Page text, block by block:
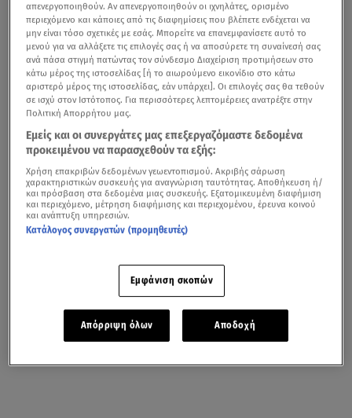
απενεργοποιηθούν. Αν απενεργοποιηθούν οι ιχνηλάτες, ορισμένο
περιεχόμενο και κάποιες από τις διαφημίσεις που βλέπετε ενδέχεται να
μην είναι τόσο σχετικές με εσάς. Μπορείτε να επανεμφανίσετε αυτό το
μενού για να αλλάξετε τις επιλογές σας ή να αποσύρετε τη συναίνεσή σας
ανά πάσα στιγμή πατώντας τον σύνδεσμο Διαχείριση προτιμήσεων στο
κάτω μέρος της ιστοσελίδας [ή το αιωρούμενο εικονίδιο στο κάτω
αριστερό μέρος της ιστοσελίδας, εάν υπάρχει]. Οι επιλογές σας θα τεθούν
σε ισχύ στον Ιστότοπος. Για περισσότερες λεπτομέρειες ανατρέξτε στην
Πολιτική Απορρήτου μας.
Εμείς και οι συνεργάτες μας επεξεργαζόμαστε δεδομένα
προκειμένου να παρασχεθούν τα εξής:
Χρήση επακριβών δεδομένων γεωεντοπισμού. Ακριβής σάρωση
χαρακτηριστικών συσκευής για αναγνώριση ταυτότητας. Αποθήκευση ή/
και πρόσβαση στα δεδομένα μιας συσκευής. Εξατομικευμένη διαφήμιση
και περιεχόμενο, μέτρηση διαφήμισης και περιεχομένου, έρευνα κοινού
και ανάπτυξη υπηρεσιών.
Κατάλογος συνεργατών (προμηθευτές)
Εμφάνιση σκοπών
Απόρριψη όλων Αποδοχή